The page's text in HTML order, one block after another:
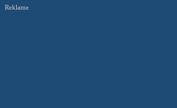
Reklame